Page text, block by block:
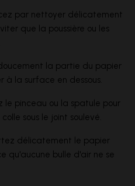
par nettoyer délicatement
que la poussière ou les
la partie du papier
la surface en dessous.
le pinceau ou la spatule pour
sous le joint soulevé.
délicatement le papier
qu'aucune bulle d'air ne se